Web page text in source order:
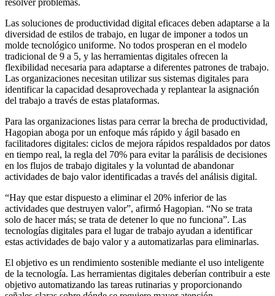
resolver problemas.
Las soluciones de productividad digital eficaces deben adaptarse a la
diversidad de estilos de trabajo, en lugar de imponer a todos un
molde tecnológico uniforme. No todos prosperan en el modelo
tradicional de 9 a 5, y las herramientas digitales ofrecen la
flexibilidad necesaria para adaptarse a diferentes patrones de trabajo.
Las organizaciones necesitan utilizar sus sistemas digitales para
identificar la capacidad desaprovechada y replantear la asignación
del trabajo a través de estas plataformas.
Para las organizaciones listas para cerrar la brecha de productividad,
Hagopian aboga por un enfoque más rápido y ágil basado en
facilitadores digitales: ciclos de mejora rápidos respaldados por datos
en tiempo real, la regla del 70% para evitar la parálisis de decisiones
en los flujos de trabajo digitales y la voluntad de abandonar
actividades de bajo valor identificadas a través del análisis digital.
“Hay que estar dispuesto a eliminar el 20% inferior de las
actividades que destruyen valor”, afirmó Hagopian. “No se trata
solo de hacer más; se trata de detener lo que no funciona”. Las
tecnologías digitales para el lugar de trabajo ayudan a identificar
estas actividades de bajo valor y a automatizarlas para eliminarlas.
El objetivo es un rendimiento sostenible mediante el uso inteligente
de la tecnología. Las herramientas digitales deberían contribuir a este
objetivo automatizando las tareas rutinarias y proporcionando